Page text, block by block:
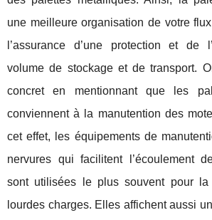
une meilleure organisation de votre
l’assurance d’une protection et de
volume de stockage et de transport.
concret en mentionnant que les
conviennent à la manutention des
cet effet, les équipements de
nervures qui facilitent l’écoulement
sont utilisées le plus souvent pour la
lourdes charges. Elles affichent aussi